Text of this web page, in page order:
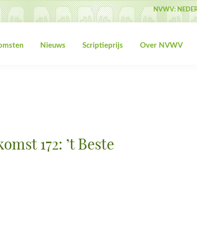
NVWV:
Nieuws Scriptieprijs Over NVWV
172: ’t Beste